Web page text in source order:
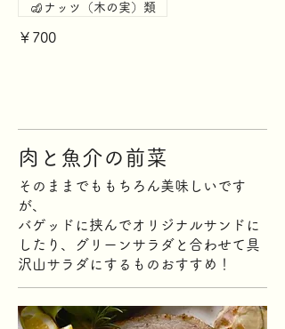
￥700
ナッツ（木の実）類
肉と魚介の前菜
そのままでももちろん美味しいです
が、
バゲッドに挟んでオリジナルサンドに
したり、グリーンサラダと合わせて具
沢山サラダにするものおすすめ！